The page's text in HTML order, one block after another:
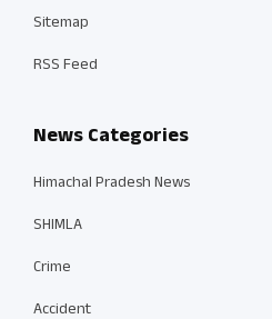
Sitemap
RSS Feed
News Categories
Himachal Pradesh News
SHIMLA
Crime
Accident